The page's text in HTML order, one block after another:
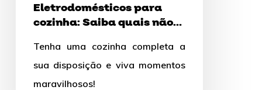
Eletrodomésticos para
cozinha: Saiba quais não
Tenha uma cozinha completa a
sua disposição e viva momentos
maravilhosos!